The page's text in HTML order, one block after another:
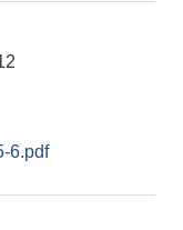
प्रकाशित सूचना ) )
6.pdf